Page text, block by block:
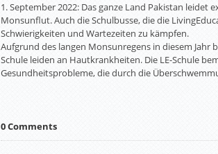
1. September 2022: Das ganze Land Pakistan
Monsunflut. Auch die Schulbusse, die die
Schwierigkeiten und Wartezeiten zu kämpfen.
Aufgrund des langen Monsunregens in diesem Jahr
Schule leiden an Hautkrankheiten. Die LE-Schule
Gesundheitsprobleme, die durch die
0 Comments